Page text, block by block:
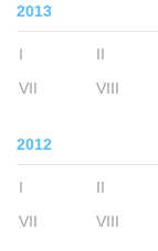
2013
I II
VII
VIII
2012
I II
VII
VIII